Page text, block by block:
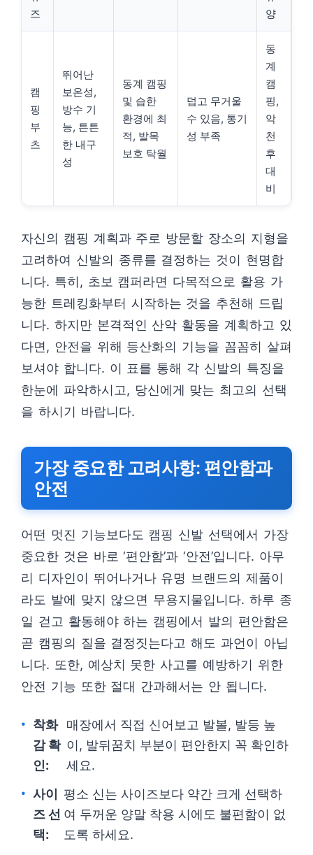
즈
양
캠
핑
부
츠
뛰어난
보온성,
방수 기
능, 튼튼
한 내구
성
동계 캠핑
및 습한
환경에 최
적, 발목
보호 탁월
덥고 무거울
수 있음, 통기
성 부족
동
계
캠
핑,
악
천
후
대
비
자신의 캠핑 계획과 주로 방문할 장소의 지형을
고려하여 신발의 종류를 결정하는 것이 현명합
니다. 특히, 초보 캠퍼라면 다목적으로 활용 가
능한 트레킹화부터 시작하는 것을 추천해 드립
니다. 하지만 본격적인 산악 활동을 계획하고 있
다면, 안전을 위해 등산화의 기능을 꼼꼼히 살펴
보셔야 합니다. 이 표를 통해 각 신발의 특징을
한눈에 파악하시고, 당신에게 맞는 최고의 선택
을 하시기 바랍니다.
가장 중요한 고려사항: 편안함과
안전
어떤 멋진 기능보다도 캠핑 신발 선택에서 가장
중요한 것은 바로 ‘편안함’과 ‘안전’입니다. 아무
리 디자인이 뛰어나거나 유명 브랜드의 제품이
라도 발에 맞지 않으면 무용지물입니다. 하루 종
일 걷고 활동해야 하는 캠핑에서 발의 편안함은
곧 캠핑의 질을 결정짓는다고 해도 과언이 아닙
니다. 또한, 예상치 못한 사고를 예방하기 위한
안전 기능 또한 절대 간과해서는 안 됩니다.
착화
감 확
인:
매장에서 직접 신어보고 발볼, 발등 높
이, 발뒤꿈치 부분이 편안한지 꼭 확인하
세요.
사이
즈 선
택:
평소 신는 사이즈보다 약간 크게 선택하
여 두꺼운 양말 착용 시에도 불편함이 없
도록 하세요.